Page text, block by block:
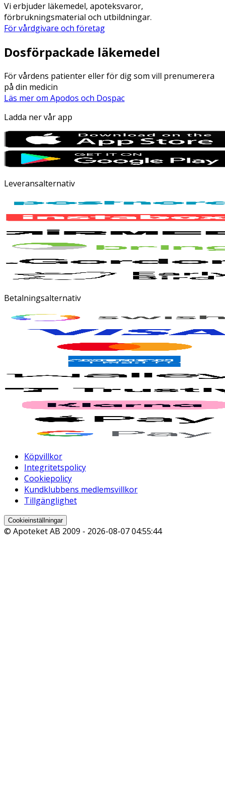
Vi erbjuder läkemedel, apoteksvaror,
förbrukningsmaterial och utbildningar.
För vårdgivare och företag
Dosförpackade läkemedel
För vårdens patienter eller för dig som vill prenumerera
på din medicin
Läs mer om Apodos och Dospac
Ladda ner vår app
Leveransalternativ
Betalningsalternativ
Köpvillkor
Integritetspolicy
Cookiepolicy
Kundklubbens medlemsvillkor
Tillgänglighet
Cookieinställningar
© Apoteket AB 2009 - 2026-08-07 04:55:44